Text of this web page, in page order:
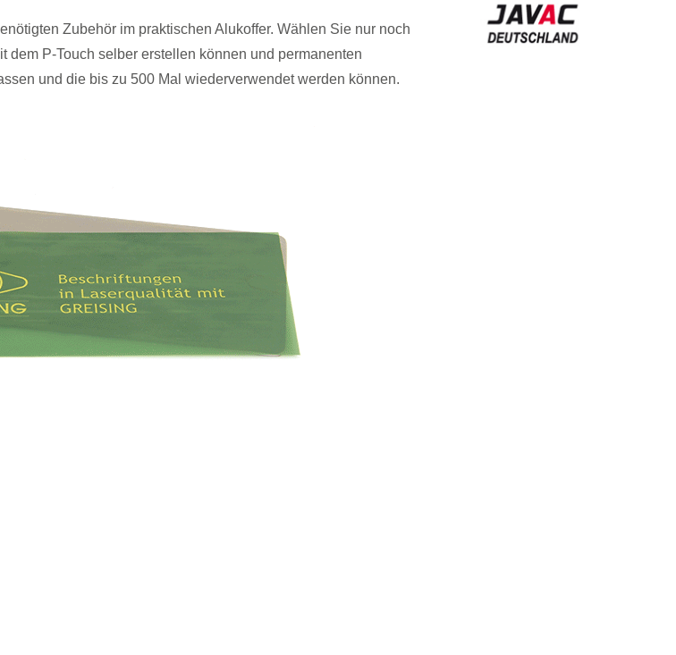
Zubehör im praktischen Alukoffer. Wählen Sie nur noch
P-Touch selber erstellen können und permanenten
und die bis zu 500 Mal wiederverwendet werden können.